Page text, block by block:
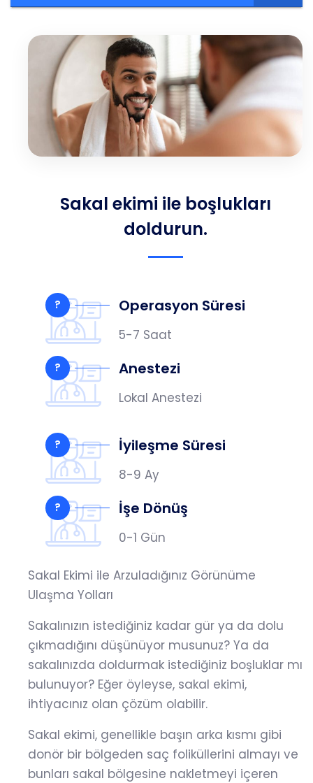
Sakal ekimi ile boşlukları
doldurun.
? Operasyon Süresi
5-7 Saat
? Anestezi
Lokal Anestezi
? İyileşme Süresi
8-9 Ay
? İşe Dönüş
0-1 Gün
Sakal Ekimi ile Arzuladığınız Görünüme
Ulaşma Yolları
Sakalınızın istediğiniz kadar gür ya da dolu
çıkmadığını düşünüyor musunuz? Ya da
sakalınızda doldurmak istediğiniz boşluklar mı
bulunuyor? Eğer öyleyse, sakal ekimi,
ihtiyacınız olan çözüm olabilir.
Sakal ekimi, genellikle başın arka kısmı gibi
donör bir bölgeden saç foliküllerini almayı ve
bunları sakal bölgesine nakletmeyi içeren